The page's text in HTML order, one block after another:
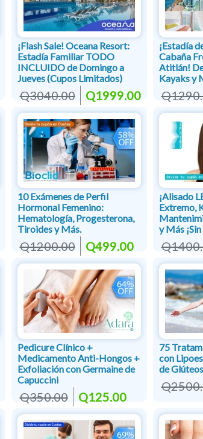
¡Flash Sale! Oceana Resort:
Estadía Familiar TODO
INCLUIDO de Domingo a
Jueves (Cupos Limitados)
Q3040.00 Q1999.00
¡Estadía
Cabaña
Atitlán!
Kayaks y
10 Exámenes de Perfil
Hormonal Femenino:
Hematología, Progesterona,
Tiroides y Más.
Q1200.00 Q499.00
¡Alisado
Extremo,
y Más
Pedicure Clínico +
Medicamento Anti-Hongos +
Exfoliación con Germaine de
Capuccini
Q350.00 Q125.00
75
con
de Glúteos